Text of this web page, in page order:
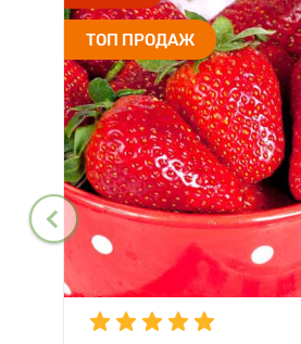
ТОП ПРОДАЖ